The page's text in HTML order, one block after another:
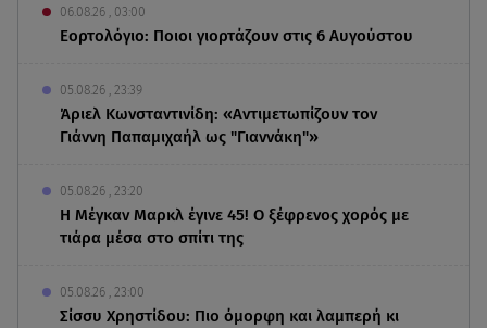
06.08.26 , 03:00
Εορτολόγιο: Ποιοι γιορτάζουν στις 6 Αυγούστου
05.08.26 , 23:39
Άριελ Κωνσταντινίδη: «Αντιμετωπίζουν τον
Γιάννη Παπαμιχαήλ ως "Γιαννάκη"»
05.08.26 , 23:20
Η Μέγκαν Μαρκλ έγινε 45! Ο ξέφρενος χορός με
τιάρα μέσα στο σπίτι της
05.08.26 , 23:00
Σίσσυ Χρηστίδου: Πιο όμορφη και λαμπερή κι